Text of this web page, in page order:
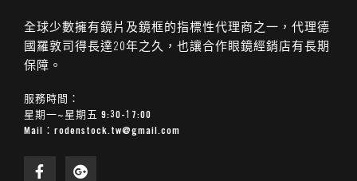
全球少數擁有鏡片及鏡框的指標性代理商之一，代理德
國羅敦司得長達20年之久，也讓合作眼鏡經銷店有長期
保障。
服務時間：
星期一~星期五 9:30-17:00
Mail： rodenstock.tw@gmail.com